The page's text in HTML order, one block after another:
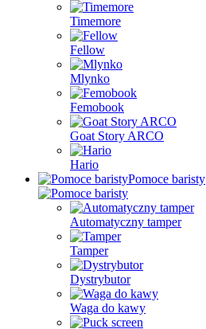
Timemore
Fellow
Mlynko
Femobook
Goat Story ARCO
Hario
Pomoce baristy
Automatyczny tamper
Tamper
Dystrybutor
Waga do kawy